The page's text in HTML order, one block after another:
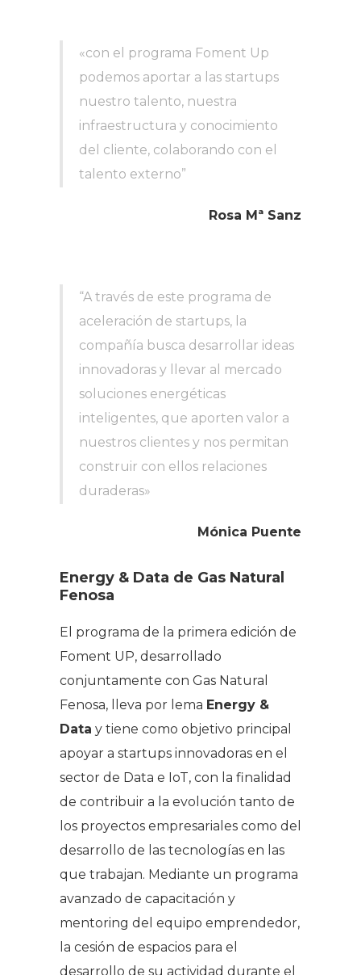
«con el programa Foment Up
podemos aportar a las startups
nuestro talento, nuestra
infraestructura y conocimiento
del cliente, colaborando con el
talento externo”
Rosa Mª Sanz
“A través de este programa de
aceleración de startups, la
compañía busca desarrollar ideas
innovadoras y llevar al mercado
soluciones energéticas
inteligentes, que aporten valor a
nuestros clientes y nos permitan
construir con ellos relaciones
duraderas»
Mónica Puente
Energy & Data de Gas Natural
Fenosa
El programa de la primera edición de
Foment UP, desarrollado
conjuntamente con Gas Natural
Fenosa, lleva por lema Energy &
Data y tiene como objetivo principal
apoyar a startups innovadoras en el
sector de Data e IoT, con la finalidad
de contribuir a la evolución tanto de
los proyectos empresariales como del
desarrollo de las tecnologías en las
que trabajan. Mediante un programa
avanzado de capacitación y
mentoring del equipo emprendedor,
la cesión de espacios para el
desarrollo de su actividad durante el